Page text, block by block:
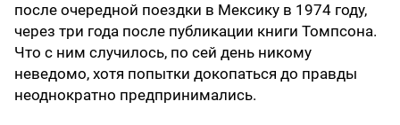
после очередной поездки в Мексику в 1974 году,
через три года после публикации книги Томпсона.
Что с ним случилось, по сей день никому
неведомо, хотя попытки докопаться до правды
неоднократно предпринимались.